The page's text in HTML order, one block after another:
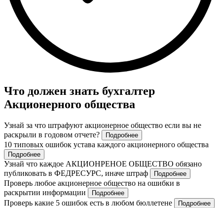
Что должен знать бухгалтер
Акционерного общества
Узнай за что штрафуют акционерное общество если вы не
раскрыли в годовом отчете?
Подробнее
10 типовых ошибок устава каждого акционерного общества
Подробнее
Узнай что каждое АКЦИОНРЕНОЕ ОБЩЕСТВО обязано
публиковать в ФЕДРЕСУРС, иначе штраф
Подробнее
Проверь любое акционерное общество на ошибки в
раскрытии информации
Подробнее
Проверь какие 5 ошибок есть в любом бюллетене Подробнее